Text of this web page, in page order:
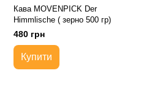
Кава MOVENPICK Der
Himmlische ( зерно 500 гр)
480 грн
Купити